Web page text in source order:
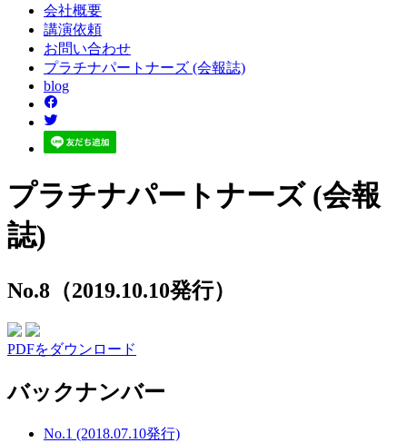
会社概要
講演依頼
お問い合わせ
プラチナパートナーズ (会報誌)
blog
プラチナパートナーズ (会報
誌)
No.8（2019.10.10発行）
PDFをダウンロード
バックナンバー
No.1 (2018.07.10発行)